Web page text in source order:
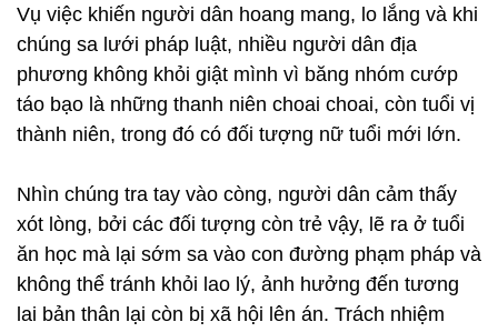
Vụ việc khiến người dân hoang mang, lo lắng và khi
chúng sa lưới pháp luật, nhiều người dân địa
phương không khỏi giật mình vì băng nhóm cướp
táo bạo là những thanh niên choai choai, còn tuổi vị
thành niên, trong đó có đối tượng nữ tuổi mới lớn.
Nhìn chúng tra tay vào còng, người dân cảm thấy
xót lòng, bởi các đối tượng còn trẻ vậy, lẽ ra ở tuổi
ăn học mà lại sớm sa vào con đường phạm pháp và
không thể tránh khỏi lao lý, ảnh hưởng đến tương
lai bản thân lại còn bị xã hội lên án. Trách nhiệm